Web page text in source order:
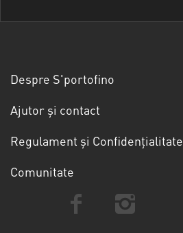
Despre S'portofino
Ajutor și contact
Regulament și Confidențialitate
Comunitate